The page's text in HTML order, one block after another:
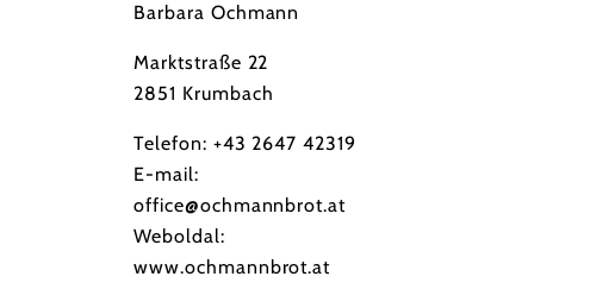
Barbara Ochmann
Marktstraße 22
2851 Krumbach
Telefon: +43 2647 42319
E-mail:
office@ochmannbrot.at
Weboldal:
www.ochmannbrot.at